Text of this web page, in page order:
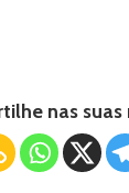
nas suas